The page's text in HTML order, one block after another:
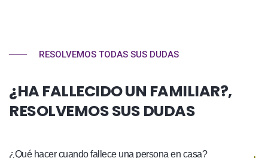
RESOLVEMOS TODAS SUS DUDAS
¿HA FALLECIDO UN FAMILIAR?,
RESOLVEMOS SUS DUDAS
¿Qué hacer cuando fallece una persona en casa?